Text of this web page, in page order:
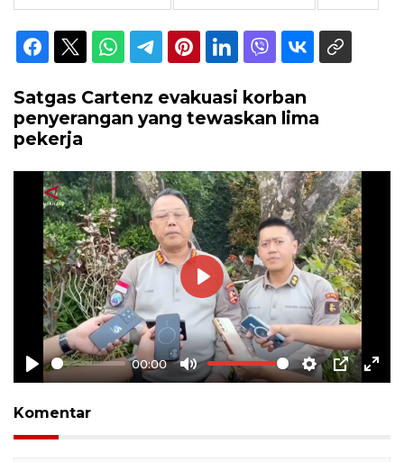
Satgas Cartenz evakuasi korban
penyerangan yang tewaskan lima
pekerja
Play
00:00
Mute Settings
PIP
Play
Komentar